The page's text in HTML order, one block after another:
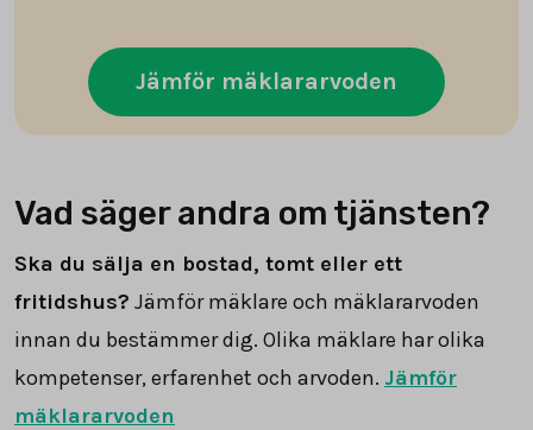
Jämför mäklararvoden
Vad säger andra om tjänsten?
Ska du sälja en bostad, tomt eller ett
fritidshus? Jämför mäklare och mäklararvoden
innan du bestämmer dig. Olika mäklare har olika
kompetenser, erfarenhet och arvoden. Jämför
mäklararvoden